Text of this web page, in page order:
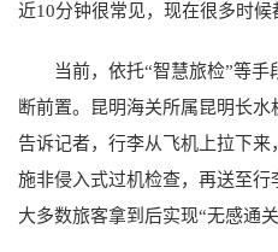
近10分钟很常见，现在很多时候
当前，依托“智慧旅检”等
断前置。昆明海关所属昆明长
告诉记者，行李从飞机上拉下
施非侵入式过机检查，再送至行
大多数旅客拿到后实现“无感通关